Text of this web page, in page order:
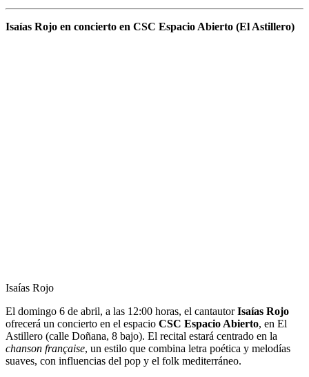
Isaías Rojo en concierto en CSC Espacio Abierto (El Astillero)
Isaías Rojo
El domingo 6 de abril, a las 12:00 horas, el cantautorIsaías Rojo
ofrecerá un concierto en el espacio CSC Espacio Abierto, en El
Astillero (calle Doñana, 8 bajo). El recital estará centrado en la
chanson française, un estilo que combina letra poética y melodías
suaves, con influencias del pop y el folk mediterráneo.